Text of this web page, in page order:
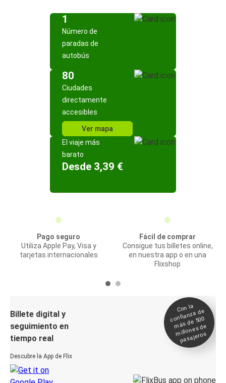
1
Número de
paradas de
autobús
80
Ciudades
directamente
accesibles
Ver mapa
El viaje más
barato
Desde 3,39 €
Pago seguro
Utiliza Apple Pay, Visa y
tarjetas internacionales
Fácil de comprar
Consigue tus billetes online,
en nuestra app o en una
Flixshop
Billete digital y
seguimiento en
tiempo real
Descubre la App de Flix
Con la
confianza de
más de 500
millones de
pasajeros